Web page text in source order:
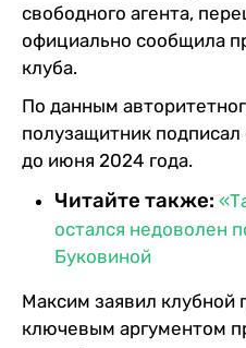
свободного агента,
официально сообщила
клуба.
По данным
полузащитник
до июня 2024 года.
Читайте также:
остался недоволен
Буковиной
Максим заявил клубной
ключевым аргументом